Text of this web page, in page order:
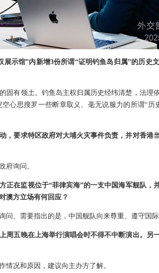
示馆”内新增3份所谓“证明钓鱼岛归属”的历史
固有领土。钓鱼岛主权归属历史经纬清楚，法理
心思搜罗一些断章取义、毫无说服力的所谓“历
，要求特区政府对大埔火灾事件负责，并对香港
府询问。
正在监视位于“菲律宾海”的一支中国海军舰队，
澳方立场有何回应？
问。需要指出的是，中国舰队向来尊重、遵守国
周五晚在上海举行演唱会时不得不中断演出。另
情况和原因，建议向主办方了解。